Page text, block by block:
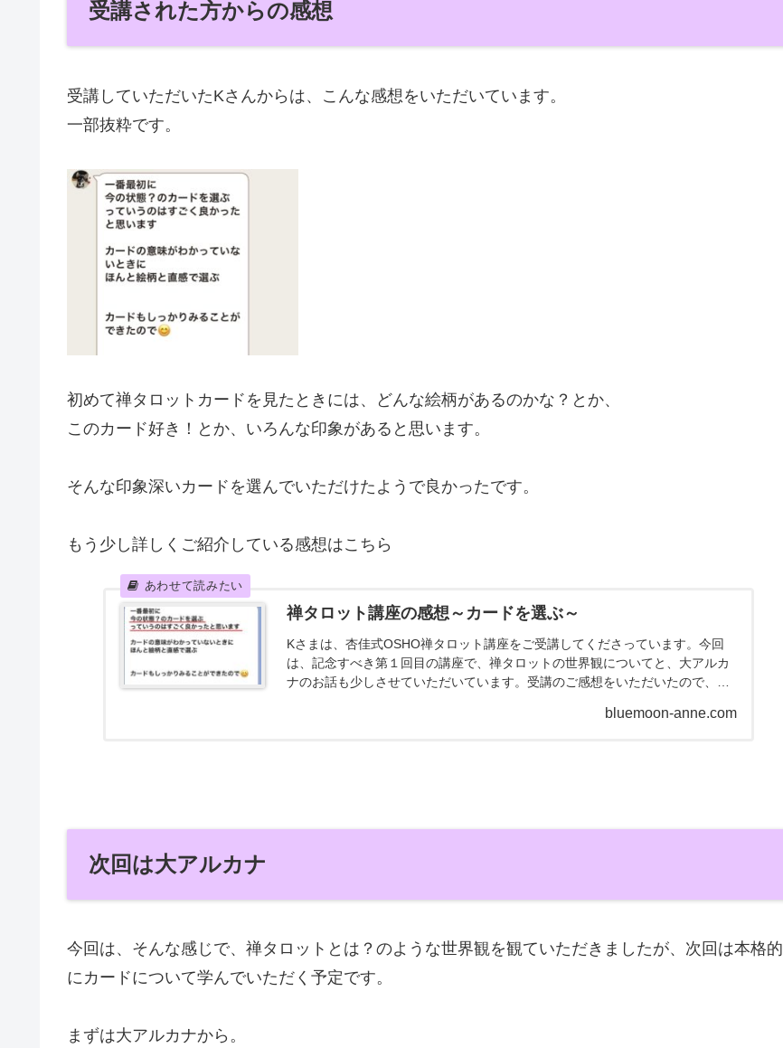
受講された方からの感想
受講していただいたKさんからは、こんな感想をいただいています。
一部抜粋です。
初めて禅タロットカードを見たときには、どんな絵柄があるのかな？とか、
このカード好き！とか、いろんな印象があると思います。
そんな印象深いカードを選んでいただけたようで良かったです。
もう少し詳しくご紹介している感想はこちら
禅タロット講座の感想～カードを選ぶ～
Kさまは、杏佳式OSHO禅タロット講座をご受講してくださっています。今回
は、記念すべき第１回目の講座で、禅タロットの世界観についてと、大アルカ
ナのお話も少しさせていただいています。受講のご感想をいただいたので、ご
bluemoon-anne.com
次回は大アルカナ
今回は、そんな感じで、禅タロットとは？のような世界観を観ていただきましたが、次回は本格的
にカードについて学んでいただく予定です。
まずは大アルカナから。